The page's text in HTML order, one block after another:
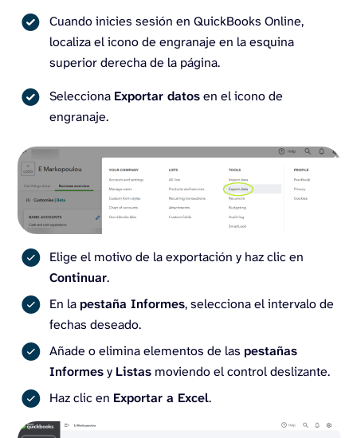
Cuando inicies sesión en QuickBooks Online,
localiza el icono de engranaje en la esquina
superior derecha de la página.
Selecciona Exportar datosen el icono de
engranaje.
Elige el motivo de la exportación y haz clic en
Continuar.
En la pestaña Informes, selecciona el intervalo de
fechas deseado.
Añade o elimina elementos de las pestañas
Informesy Listas moviendo el control deslizante.
Haz clic en Exportar a Excel.